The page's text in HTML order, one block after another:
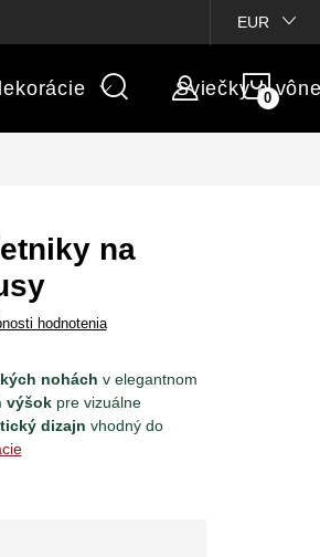
Vlastné popisy produktov
EUR
Sviečky a
na
hodnotenia
nohách v elegantnom
výšokpre vizuálne
dizajn vhodný do